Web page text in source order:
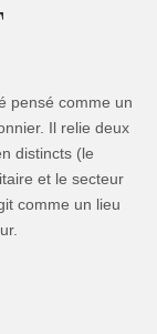
pensé comme un
Il relie deux
distincts (le
et le secteur
comme un lieu